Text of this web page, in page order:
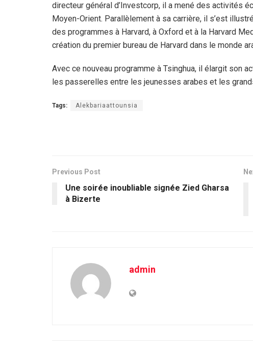
directeur général d’Investcorp, il a mené des activités
Moyen-Orient. Parallèlement à sa carrière, il s’est
des programmes à Harvard, à Oxford et à la Harvard
création du premier bureau de Harvard dans le monde
Avec ce nouveau programme à Tsinghua, il élargit son
les passerelles entre les jeunesses arabes et les
Tags: Alekbariaattounsia
Previous Post
Une soirée inoubliable signée Zied Gharsa
à Bizerte
admin